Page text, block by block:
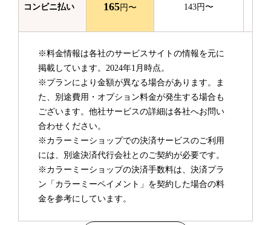
コンビニ払い 165円〜 143円〜
※料金情報は各社のサービスサイトの情報を元に
掲載しています。2024年1月時点。
※プランにより金額が異なる場合があります。ま
た、別途費用・オプション料金が発生する場合も
ございます。他社サービスの詳細は各社へお問い
合わせください。
※カラーミーショップでの決済サービスのご利用
には、別途決済代行会社とのご契約が必要です。
※カラーミーショップの決済手数料は、決済プラ
ン「カラーミーペイメント」を契約した場合の料
金を参考にしています。